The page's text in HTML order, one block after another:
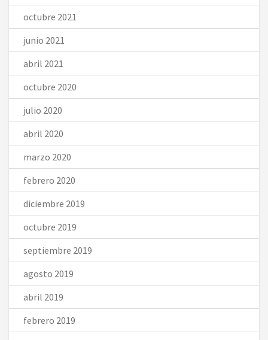
octubre 2021
junio 2021
abril 2021
octubre 2020
julio 2020
abril 2020
marzo 2020
febrero 2020
diciembre 2019
octubre 2019
septiembre 2019
agosto 2019
abril 2019
febrero 2019